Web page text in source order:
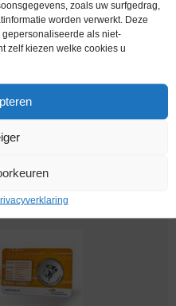
zoals uw surfgedrag,
worden verwerkt. Deze
als niet-
zelf kiezen welke cookies u
2018 / Coincard / 30
Wendy Van
Ten Goede Aan
Foundation